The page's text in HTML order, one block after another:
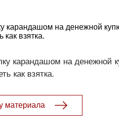
карандашом на денежной
как взятка.
карандашом на денежной
как взятка.
материала